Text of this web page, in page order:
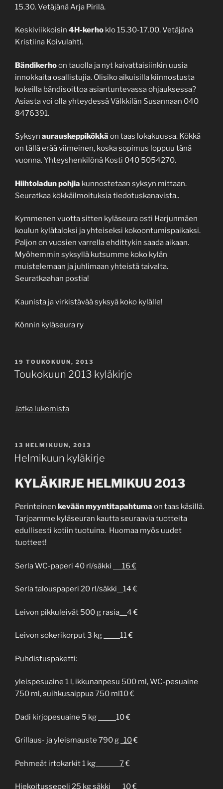
15.30. Vetäjänä Arja Pirilä.
Keskiviikkoisin 4H-kerho klo 15.30-17.00. Vetäjänä
Kristiina Koivulahti.
Bändikerhoon tauolla ja nyt kaivattaisiinkin uusia
innokkaita osallistujia. Olisiko aikuisilla kiinnostusta
kokeilla bändisoittoa asiantuntevassa ohjauksessa?
Asiasta voi olla yhteydessä Välkkilän Susannaan 040
8476391.
Syksyn aurauskeppikökkä on taas lokakuussa. Kökkä
on tällä erää viimeinen, koska sopimus loppuu tänä
vuonna. Yhteyshenkilönä Kosti 040 5054270.
Hiihtoladun pohjia kunnostetaan syksyn mittaan.
Seuratkaa kökkäilmoituksia tiedotuskanavista..
Kymmenen vuotta sitten kyläseura osti Harjunmäen
koulun kylätaloksi ja yhteiseksi kokoontumispaikaksi.
Paljon on vuosien varrella ehdittykin saada aikaan.
Myöhemmin syksyllä kutsumme koko kylän
muistelemaan ja juhlimaan yhteistä taivalta.
Seuratkaahan postia!
Kaunista ja virkistävää syksyä koko kylälle!
Könnin kyläseura ry
JULKAISTU
19 TOUKOKUUN, 2013
Toukokuun 2013 kyläkirje
Jatka lukemista”Toukokuun
JULKAISTU
13 HELMIKUUN, 2013
Helmikuun kyläkirje
KYLÄKIRJE HELMIKUU 2013
Perinteinen kevään myyntitapahtuma on taas käsillä.
Tarjoamme kyläseuran kautta seuraavia tuotteita
edullisesti kotiin tuotuina. Huomaa myös uudet
tuotteet!
Serla WC-paperi 40 rl/säkki 16 €
Serla talouspaperi 20 rl/säkki 14 €
Leivon pikkuleivät 500 g rasia 4 €
Leivon sokerikorput 3 kg 11 €
Puhdistuspaketti:
yleispesuaine 1 l, ikkunanpesu 500 ml, WC-pesuaine
750 ml, suihkusaippua 750 ml10 €
Dadi kirjopesuaine 5 kg 10 €
Grillaus- ja yleismauste 790 g 10€
Pehmeät irtokarkit 1 kg 7€
Hiekoitussepeli 25 kg säkki 10 €